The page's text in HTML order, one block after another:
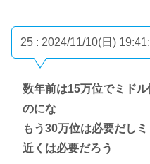
25 : 2024/11/10(日)
数年前は15万位でミド
のにな
もう30万位は必要だし
近くは必要だろう